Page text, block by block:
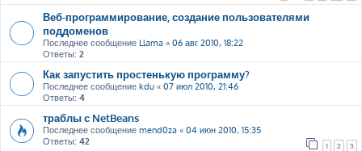
Веб-программирование, создание пользователями
поддоменов
Последнее сообщение Llama « 06 авг 2010, 18:22
Ответы: 2
Как запустить простенькую программу?
Последнее сообщение kdu « 07 июл 2010, 21:46
Ответы: 4
траблы с NetBeans
Последнее сообщение mend0za « 04 июн 2010, 15:35
Ответы: 42 1 2 3